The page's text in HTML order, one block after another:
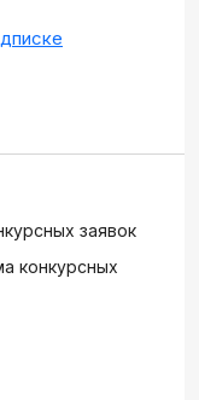
заявок
конкурсных